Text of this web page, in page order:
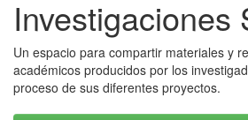
Investigaciones
Un espacio para compartir materiales y
académicos producidos por los
proceso de sus diferentes proyectos.